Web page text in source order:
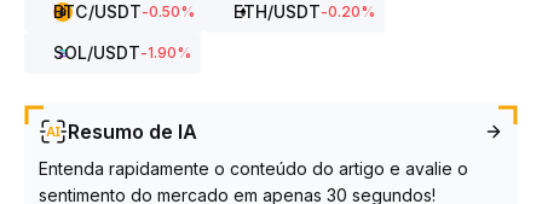
BTC/USDT-0.50% ETH/USDT-0.20%
SOL/USDT-1.90%
Resumo de IA
Entenda rapidamente o conteúdo do artigo e avalie o
sentimento do mercado em apenas 30 segundos!